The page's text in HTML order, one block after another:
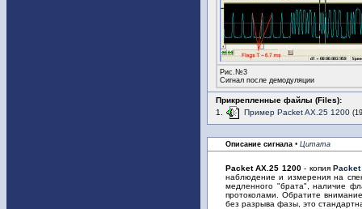
Рис.№3
Сигнал после демодуляции
Прикрепленные файлы (Files):
1.
Пример Packet AX.25 1200
Описание сигнала • Цитата
Packet AX.25 1200- копия
наблюдение и измерения на
медленного "брата", наличие
протоколами. Обратите
без разрыва фазы, это